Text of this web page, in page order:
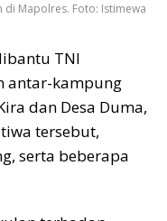
di Mapolres. Foto: Istimewa
TNI
antar-kampung
dan Desa Duma,
tersebut,
serta beberapa